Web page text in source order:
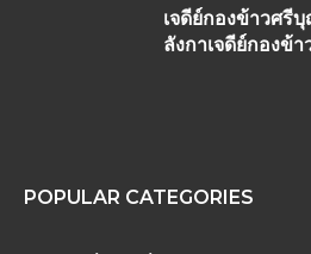
เจดีย์กองข้าวศรี
ลังกาเจดีย์กองข้
POPULAR CATEGORIES